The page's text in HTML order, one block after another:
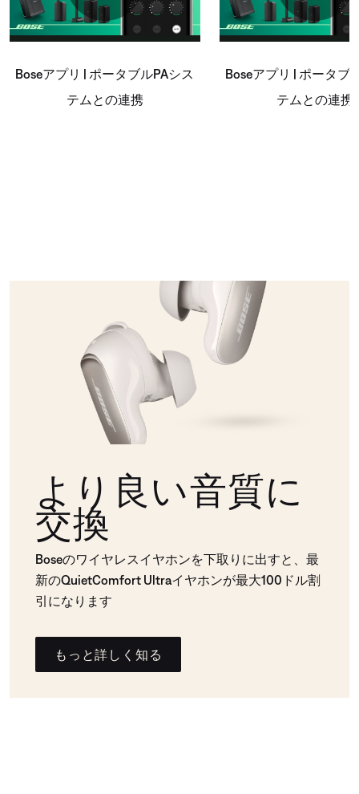
Boseアプリ | ポータブルPAシス
テムとの連携
Boseアプリ | ポータブ
テムとの連携
より良い音質に
交換
Boseのワイヤレスイヤホンを下取りに出すと、最
新のQuietComfort Ultraイヤホンが最大100ドル割
引になります
もっと詳しく知る